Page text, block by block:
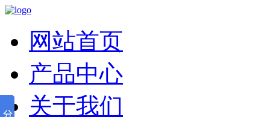
网站首页
产品中心
关于我们